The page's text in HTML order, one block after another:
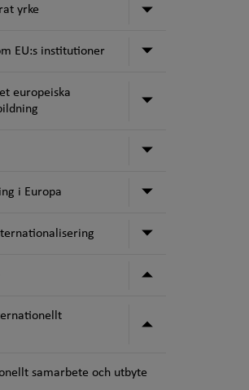
yrke Undermeny
EU:s institutioner Undermeny
europeiska
Undermeny
Undermeny
i Europa Undermeny
Undermeny
Undermeny
Undermeny
samarbete och utbyte